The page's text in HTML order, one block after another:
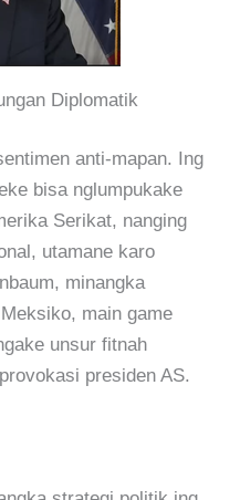
Diplomatik
anti-mapan. Ing
bisa nglumpukake
Serikat, nanging
utamane karo
minangka
main game
unsur fitnah
presiden AS.